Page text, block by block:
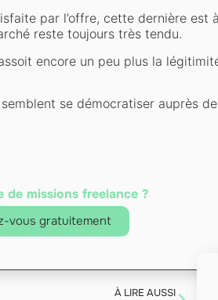
par l’offre, cette dernière est
reste toujours très tendu.
encore un peu plus la
se démocratiser auprès
de missions freelance ?
vous gratuitement
À LIRE AUSSI